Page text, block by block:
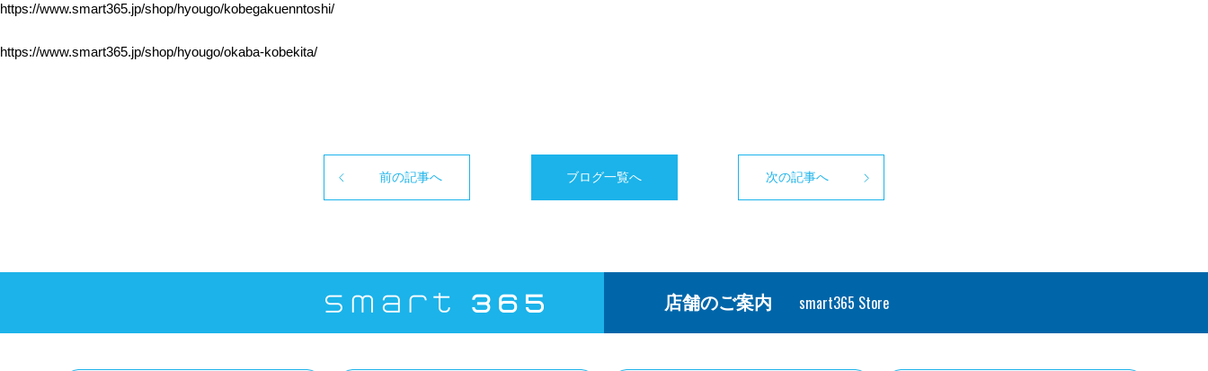
https://www.smart365.jp/shop/hyougo/kobegakuenntoshi/
https://www.smart365.jp/shop/hyougo/okaba-kobekita/
前の記事へ ブログ一覧へ 次の記事へ
店舗のご案内 smart365 Store